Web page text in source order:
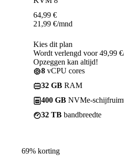
64,99 €
21,99 €/mnd
Kies dit plan
Wordt verlengd voor 49,99
Opzeggen kan altijd!
8 vCPU cores
32 GB RAM
400 GB NVMe-
32 TB bandbreedte
69% korting